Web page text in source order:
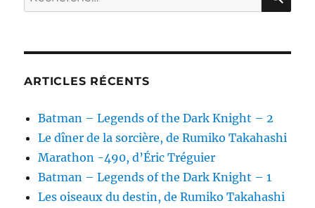
pour :
ARTICLES RÉCENTS
Batman – Legends of the Dark Knight – 2
Le dîner de la sorcière, de Rumiko Takahashi
Marathon -490, d’Éric Tréguier
Batman – Legends of the Dark Knight – 1
Les oiseaux du destin, de Rumiko Takahashi